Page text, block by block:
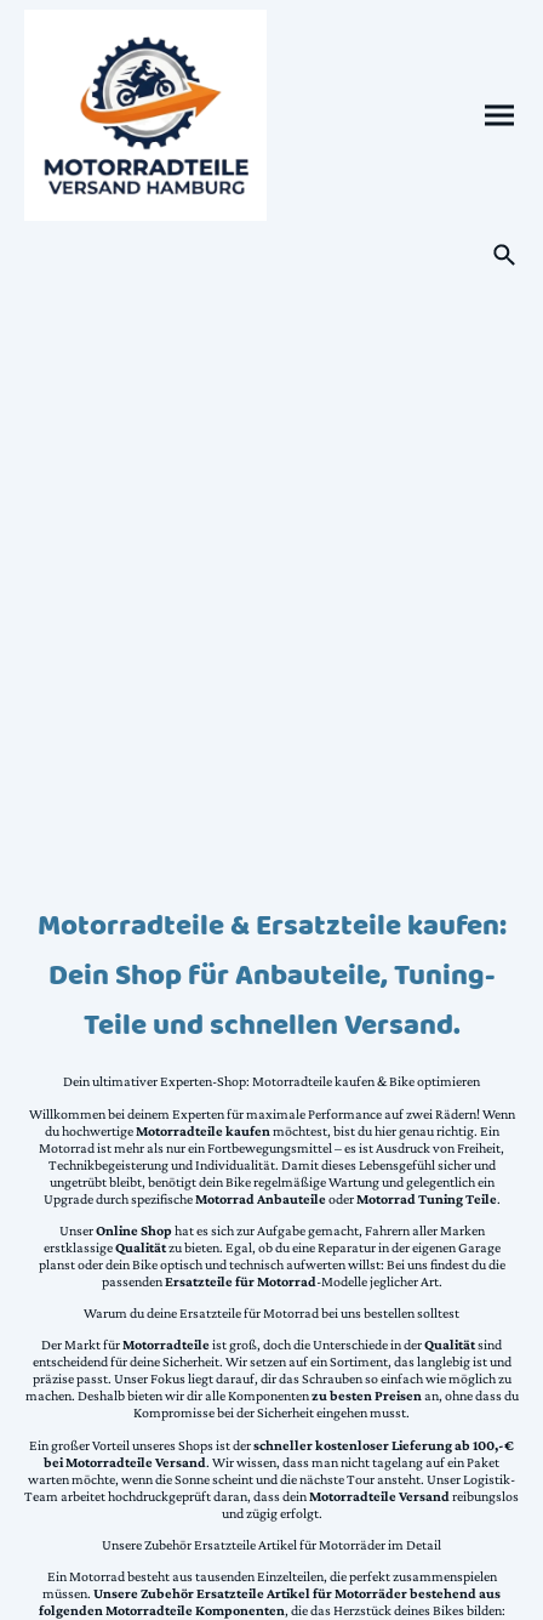
Motorradteile & Ersatzteile kaufen:
Dein Shop für Anbauteile, Tuning-
Teile und schnellen Versand.
Dein ultimativer Experten-Shop: Motorradteile kaufen & Bike optimieren
Willkommen bei deinem Experten für maximale Performance auf zwei Rädern! Wenn
du hochwertigeMotorradteile kaufen möchtest, bist du hier genau richtig. Ein
Motorrad ist mehr als nur ein Fortbewegungsmittel – es ist Ausdruck von Freiheit,
Technikbegeisterung und Individualität. Damit dieses Lebensgefühl sicher und
ungetrübt bleibt, benötigt dein Bike regelmäßige Wartung und gelegentlich ein
Upgrade durch spezifischeMotorrad AnbauteileoderMotorrad Tuning Teile.
UnserOnline Shophat es sich zur Aufgabe gemacht, Fahrern aller Marken
erstklassigeQualitätzu bieten. Egal, ob du eine Reparatur in der eigenen Garage
planst oder dein Bike optisch und technisch aufwerten willst: Bei uns findest du die
passendenErsatzteile für Motorrad-Modelle jeglicher Art.
Warum du deine Ersatzteile für Motorrad bei uns bestellen solltest
Der Markt fürMotorradteileist groß, doch die Unterschiede in derQualitätsind
entscheidend für deine Sicherheit. Wir setzen auf ein Sortiment, das langlebig ist und
präzise passt. Unser Fokus liegt darauf, dir das Schrauben so einfach wie möglich zu
machen. Deshalb bieten wir dir alle Komponentenzu besten Preisenan, ohne dass du
Kompromisse bei der Sicherheit eingehen musst.
Ein großer Vorteil unseres Shops ist derschneller kostenloser Lieferung ab 100,-€
bei Motorradteile Versand. Wir wissen, dass man nicht tagelang auf ein Paket
warten möchte, wenn die Sonne scheint und die nächste Tour ansteht. Unser Logistik-
Team arbeitet hochdruckgeprüft daran, dass deinMotorradteile Versand reibungslos
und zügig erfolgt.
Unsere Zubehör Ersatzteile Artikel für Motorräder im Detail
Ein Motorrad besteht aus tausenden Einzelteilen, die perfekt zusammenspielen
müssen. Unsere Zubehör Ersatzteile Artikel für Motorräder bestehend aus
folgenden Motorradteile Komponenten, die das Herzstück deines Bikes bilden: